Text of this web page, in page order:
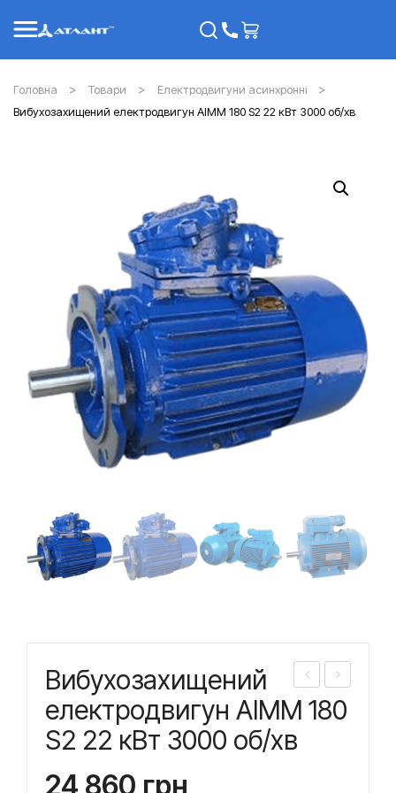
Головна Товари
Електродвигуни асинхронні
Вибухозахищений електродвигун АІММ 180 S2 22 кВт 3000 об/хв
ибу
хоз
ахи
ибу
хоз
Вибухозахищений
електродвигун АІММ 180
S2 22 кВт 3000 об/хв
24 860 грн